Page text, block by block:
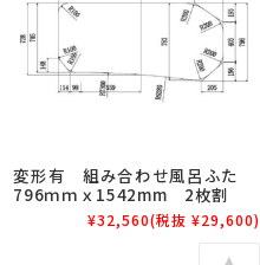
変形有 組み合わせ風呂ふた
796ｍｍｘ1542mm 2枚割
¥32,560(税抜 ¥29,600)